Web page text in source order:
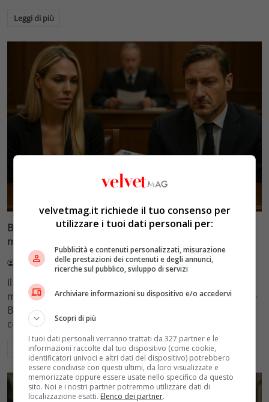
Leggi di più
Blasi vs Totti: il giudice riduce l’assegno di
mantenimento a 10.900 euro
Redazione VelvetMAG 4 Agosto 2026
Il Tribunale di Roma ha fissato l'assegno di
mantenimento figli a 10.900 euro mensili nel caso Totti-
Blasi, respingendo la richiesta di 20mila euro della
conduttrice.
Leggi di più
velvetmag.it richiede il tuo consenso per
utilizzare i tuoi dati personali per:
Pubblicità e contenuti personalizzati, misurazione
delle prestazioni dei contenuti e degli annunci,
ricerche sul pubblico, sviluppo di servizi
Archiviare informazioni su dispositivo e/o accedervi
Scopri di più
I tuoi dati personali verranno trattati da 327 partner e le
informazioni raccolte dal tuo dispositivo (come cookie,
identificatori univoci e altri dati del dispositivo) potrebbero
essere condivise con questi ultimi, da loro visualizzate e
memorizzate oppure essere usate nello specifico da questo
sito. Noi e i nostri partner potremmo utilizzare dati di
localizzazione esatti. Elenco dei partner.